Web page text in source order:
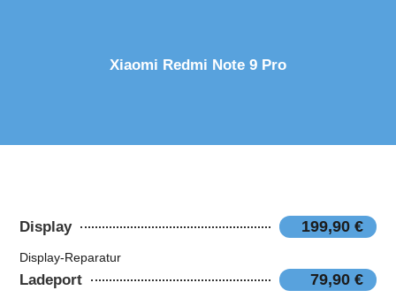
Xiaomi Redmi Note 9 Pro
Display 199,90 €
Display-Reparatur
Ladeport 79,90 €